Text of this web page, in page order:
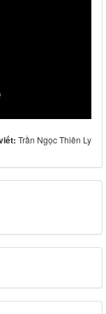
Trần Ngọc Thiên Ly